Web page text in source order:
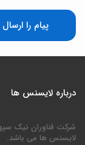
پیام را
درباره لایسنس ها
شرکت فناوران نیک
لایسنس ها می باشد.